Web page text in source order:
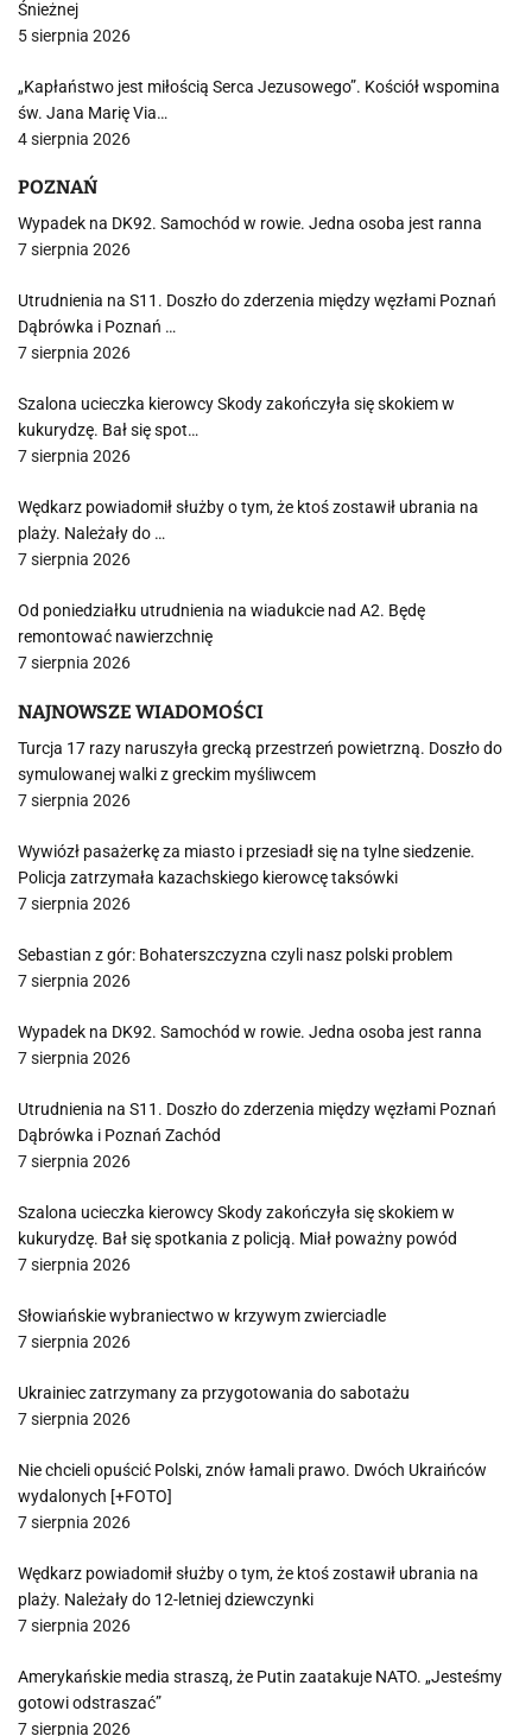
Śnieżnej
5 sierpnia 2026
„Kapłaństwo jest miłością Serca Jezusowego”. Kościół wspomina
św. Jana Marię Via…
4 sierpnia 2026
POZNAŃ
Wypadek na DK92. Samochód w rowie. Jedna osoba jest ranna
7 sierpnia 2026
Utrudnienia na S11. Doszło do zderzenia między węzłami Poznań
Dąbrówka i Poznań …
7 sierpnia 2026
Szalona ucieczka kierowcy Skody zakończyła się skokiem w
kukurydzę. Bał się spot…
7 sierpnia 2026
Wędkarz powiadomił służby o tym, że ktoś zostawił ubrania na
plaży. Należały do …
7 sierpnia 2026
Od poniedziałku utrudnienia na wiadukcie nad A2. Będę
remontować nawierzchnię
7 sierpnia 2026
NAJNOWSZE WIADOMOŚCI
Turcja 17 razy naruszyła grecką przestrzeń powietrzną. Doszło do
symulowanej walki z greckim myśliwcem
7 sierpnia 2026
Wywiózł pasażerkę za miasto i przesiadł się na tylne siedzenie.
Policja zatrzymała kazachskiego kierowcę taksówki
7 sierpnia 2026
Sebastian z gór: Bohaterszczyzna czyli nasz polski problem
7 sierpnia 2026
Wypadek na DK92. Samochód w rowie. Jedna osoba jest ranna
7 sierpnia 2026
Utrudnienia na S11. Doszło do zderzenia między węzłami Poznań
Dąbrówka i Poznań Zachód
7 sierpnia 2026
Szalona ucieczka kierowcy Skody zakończyła się skokiem w
kukurydzę. Bał się spotkania z policją. Miał poważny powód
7 sierpnia 2026
Słowiańskie wybraniectwo w krzywym zwierciadle
7 sierpnia 2026
Ukrainiec zatrzymany za przygotowania do sabotażu
7 sierpnia 2026
Nie chcieli opuścić Polski, znów łamali prawo. Dwóch Ukraińców
wydalonych [+FOTO]
7 sierpnia 2026
Wędkarz powiadomił służby o tym, że ktoś zostawił ubrania na
plaży. Należały do 12-letniej dziewczynki
7 sierpnia 2026
Amerykańskie media straszą, że Putin zaatakuje NATO. „Jesteśmy
gotowi odstraszać”
7 sierpnia 2026